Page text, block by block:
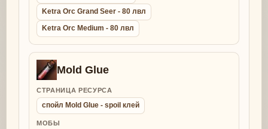
Ketra Orc Grand Seer - 80 лвл
Ketra Orc Medium - 80 лвл
Mold Glue
СТРАНИЦА РЕСУРСА
спойл Mold Glue - spoil клей
МОБЫ